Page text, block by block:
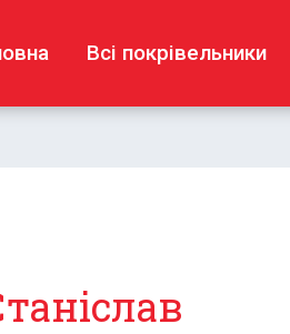
Всі покрівельники